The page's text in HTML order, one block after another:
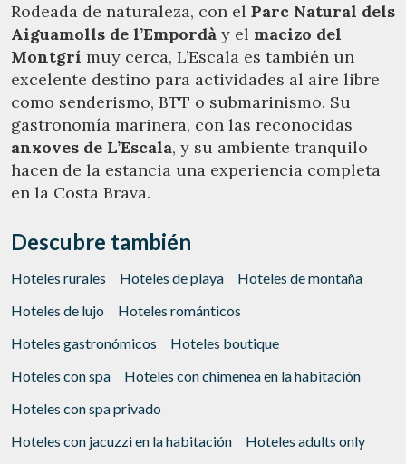
Rodeada de naturaleza, con el Parc Natural dels
Aiguamolls de l’Empordà y el macizo del
Montgrí muy cerca, L’Escala es también un
excelente destino para actividades al aire libre
como senderismo, BTT o submarinismo. Su
gastronomía marinera, con las reconocidas
anxoves de L’Escala, y su ambiente tranquilo
hacen de la estancia una experiencia completa
en la Costa Brava.
Descubre también
Hoteles rurales Hoteles de playa
Hoteles de montaña
Hoteles de lujo
Hoteles románticos
Hoteles gastronómicos
Hoteles boutique
Hoteles con spa
Hoteles con chimenea en la habitación
Hoteles con spa privado
Hoteles con jacuzzi en la habitación
Hoteles adults only